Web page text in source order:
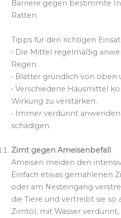
Barriere gegen bestimmte
Ratten.
Tipps für den richtigen
• Die Mittel regelmäßig
Regen.
• Blätter gründlich von
• Verschiedene Hausmittel
Wirkung zu verstärken.
• Immer verdünnt
schädigen.
Zimt gegen Ameisenbefall
Ameisen meiden den
Einfach etwas gemahlenen
oder am Nesteingang
die Tiere und vertreibt sie so
Zimtöl, mit Wasser